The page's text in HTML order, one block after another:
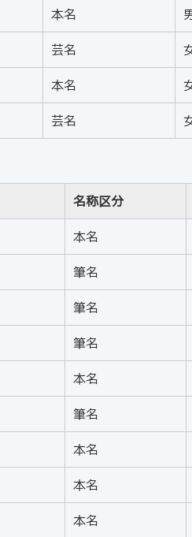
本名
芸名
本名
芸名
名称区分
本名
筆名
筆名
筆名
本名
筆名
本名
本名
本名